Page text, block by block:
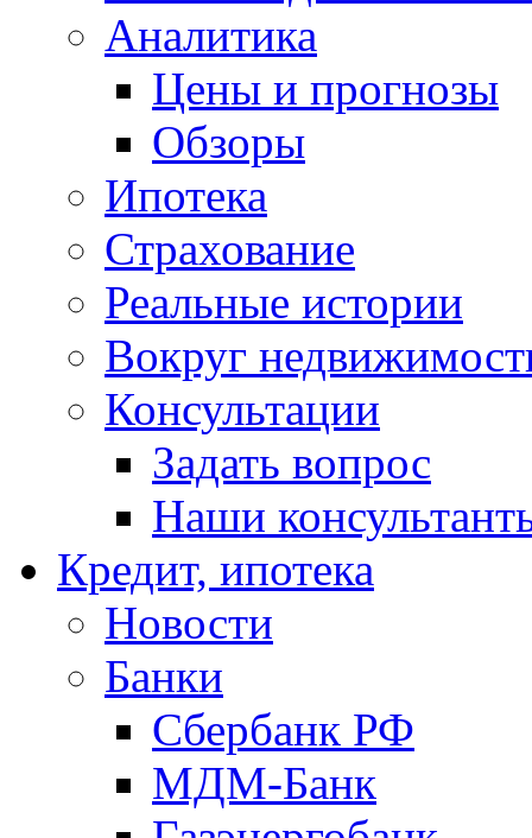
Аналитика
Цены и прогнозы
Обзоры
Ипотека
Страхование
Реальные истории
Вокруг
Консультации
Задать вопрос
Наши
Кредит, ипотека
Новости
Банки
Сбербанк РФ
МДМ-Банк